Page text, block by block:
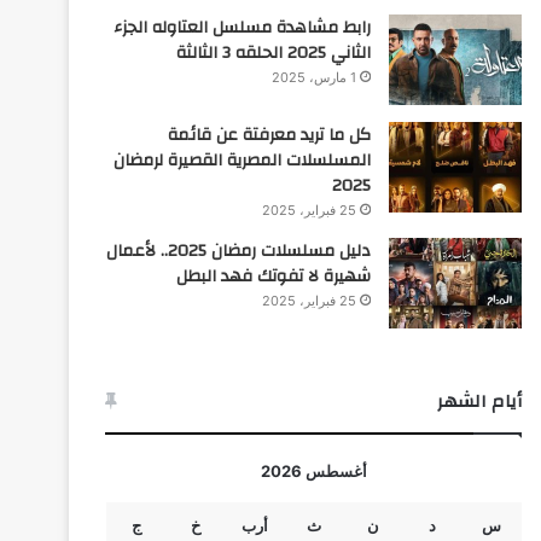
رابط مشاهدة مسلسل العتاوله الجزء
الثاني 2025 الحلقه 3 الثالثة
1 مارس، 2025
كل ما تريد معرفتة عن قائمة
المسلسلات المصرية القصيرة لرمضان
2025
25 فبراير، 2025
دليل مسلسلات رمضان 2025.. لأعمال
شهيرة لا تفوتك فهد البطل
25 فبراير، 2025
أيام الشهر
أغسطس 2026
س د ن ث أرب خ ج